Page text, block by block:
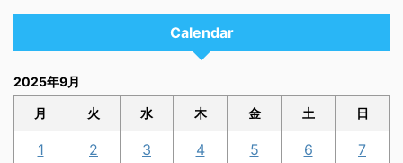
Calendar
2025年9月
月 火 水 木 金 土 日
1 2 3 4 5 6 7